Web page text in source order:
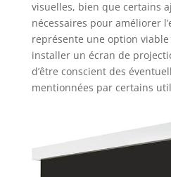
visuelles, bien que certains
nécessaires pour améliorer
représente une option
installer un écran de
d’être conscient des
mentionnées par certains